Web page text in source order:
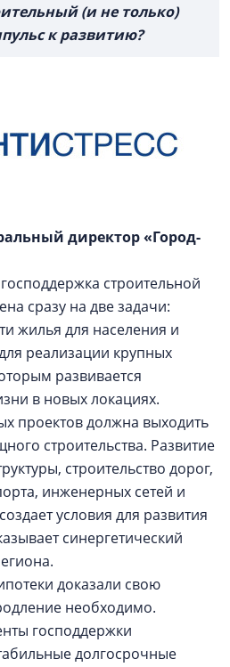
(и не только)
к развитию?
директор «Город-
строительной
сразу на две задачи:
жилья для населения и
реализации крупных
развивается
в новых локациях.
проектов должна выходить
строительства. Развитие
строительство дорог,
инженерных сетей и
условия для развития
синергетический
доказали свою
необходимо.
господдержки
долгосрочные